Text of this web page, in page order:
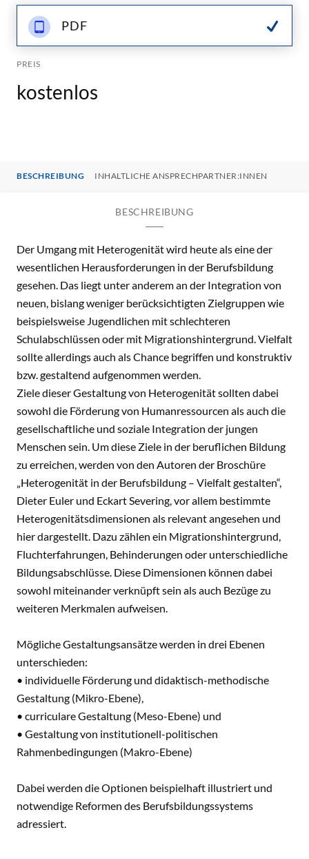
PDF
PREIS
kostenlos
BESCHREIBUNG INHALTLICHE ANSPRECHPARTNER:INNEN
BESCHREIBUNG
Der Umgang mit Heterogenität wird heute als eine der
wesentlichen Herausforderungen in der Berufsbildung
gesehen. Das liegt unter anderem an der Integration von
neuen, bislang weniger berücksichtigten Zielgruppen wie
beispielsweise Jugendlichen mit schlechteren
Schulabschlüssen oder mit Migrationshintergrund. Vielfalt
sollte allerdings auch als Chance begriffen und konstruktiv
bzw. gestaltend aufgenommen werden.
Ziele dieser Gestaltung von Heterogenität sollten dabei
sowohl die Förderung von Humanressourcen als auch die
gesellschaftliche und soziale Integration der jungen
Menschen sein. Um diese Ziele in der beruflichen Bildung
zu erreichen, werden von den Autoren der Broschüre
„Heterogenität in der Berufsbildung – Vielfalt gestalten“,
Dieter Euler und Eckart Severing, vor allem bestimmte
Heterogenitätsdimensionen als relevant angesehen und
hier dargestellt. Dazu zählen ein Migrationshintergrund,
Fluchterfahrungen, Behinderungen oder unterschiedliche
Bildungsabschlüsse. Diese Dimensionen können dabei
sowohl miteinander verknüpft sein als auch Bezüge zu
weiteren Merkmalen aufweisen.
Mögliche Gestaltungsansätze werden in drei Ebenen
unterschieden:
• individuelle Förderung und didaktisch-methodische
Gestaltung (Mikro-Ebene),
• curriculare Gestaltung (Meso-Ebene) und
• Gestaltung von institutionell-politischen
Rahmenbedingungen (Makro-Ebene)
Dabei werden die Optionen beispielhaft illustriert und
notwendige Reformen des Berufsbildungssystems
adressiert.